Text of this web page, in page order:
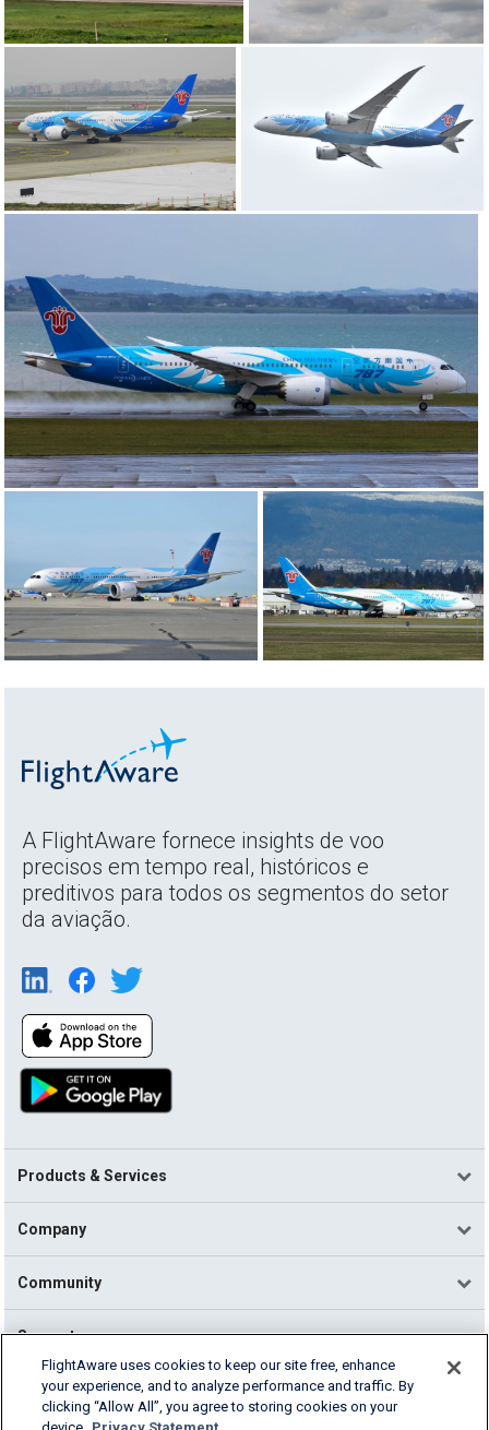
A FlightAware fornece insights de voo
precisos em tempo real, históricos e
preditivos para todos os segmentos do setor
da aviação.
Products & Services
Company
Community
Support
English (USA)
2026 FlightAware
FlightAware uses cookies to keep our site free, enhance
your experience, and to analyze performance and traffic. By
clicking “Allow All”, you agree to storing cookies on your